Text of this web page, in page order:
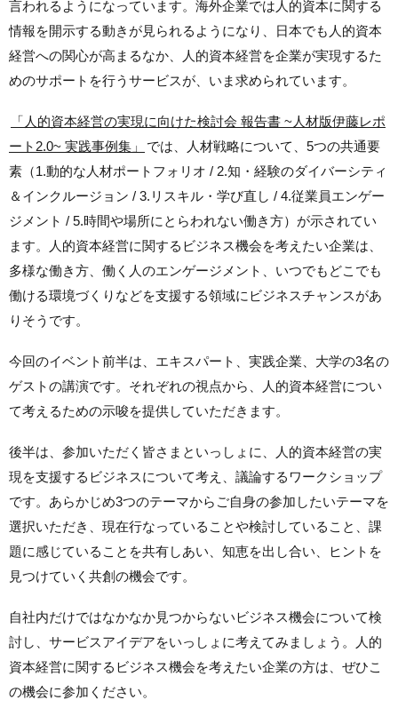
言われるようになっています。海外企業では人的資本に関する
情報を開示する動きが見られるようになり、日本でも人的資本
経営への関心が高まるなか、人的資本経営を企業が実現するた
めのサポートを行うサービスが、いま求められています。
「人的資本経営の実現に向けた検討会 報告書 ~人材版伊藤レポ
ート2.0~ 実践事例集」
では、人材戦略について、5つの共通要
素（1.動的な人材ポートフォリオ / 2.知・経験のダイバーシティ
＆インクルージョン / 3.リスキル・学び直し / 4.従業員エンゲー
ジメント / 5.時間や場所にとらわれない働き方）が示されてい
ます。人的資本経営に関するビジネス機会を考えたい企業は、
多様な働き方、働く人のエンゲージメント、いつでもどこでも
働ける環境づくりなどを支援する領域にビジネスチャンスがあ
りそうです。
今回のイベント前半は、エキスパート、実践企業、大学の3名の
ゲストの講演です。それぞれの視点から、人的資本経営につい
て考えるための示唆を提供していただきます。
後半は、参加いただく皆さまといっしょに、人的資本経営の実
現を支援するビジネスについて考え、議論するワークショップ
です。あらかじめ3つのテーマからご自身の参加したいテーマを
選択いただき、現在行なっていることや検討していること、課
題に感じていることを共有しあい、知恵を出し合い、ヒントを
見つけていく共創の機会です。
自社内だけではなかなか見つからないビジネス機会について検
討し、サービスアイデアをいっしょに考えてみましょう。人的
資本経営に関するビジネス機会を考えたい企業の方は、ぜひこ
の機会に参加ください。